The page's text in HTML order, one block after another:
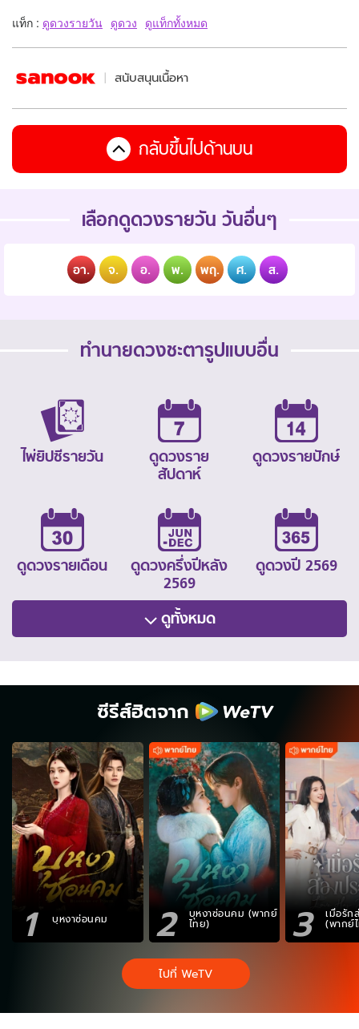
แท็ก : ดูดวงรายวัน ดูดวง ดูแท็กทั้งหมด
สนับสนุนเนื้อหา
กลับขึ้นไปด้านบน
เลือกดูดวงรายวัน วันอื่นๆ
อา. จ. อ. พ. พฤ. ศ. ส.
ทำนายดวงชะตารูปแบบอื่น
ไพ่ยิปซีรายวัน
ดูดวงราย
สัปดาห์
ดูดวงรายปักษ์
ดูดวงรายเดือน
ดูดวงครึ่งปีหลัง
2569
ดูดวงปี 2569
ดูทั้งหมด
ซีรีส์ฮิตจาก
1 บุหงาซ่อนคม 2 บุหงาซ่อนคม (พากย์
ไทย) 3 เมื่อรัก
(พากย์
ไปที่ WeTV